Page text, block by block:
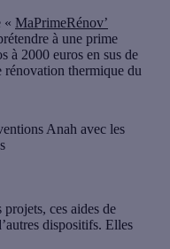
« MaPrimeRénov’
à une prime
à 2000 euros en sus de
rénovation thermique du
Anah avec les
ces aides de
dispositifs. Elles